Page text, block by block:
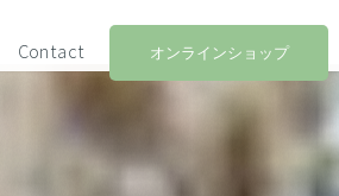
Contact オンラインショップ